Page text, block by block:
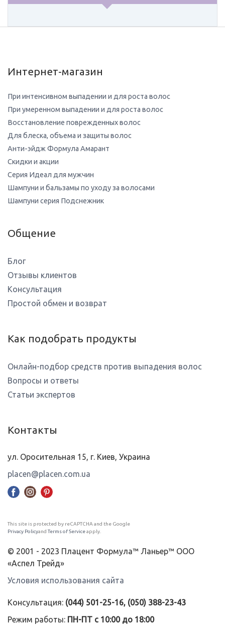
Интернет-магазин
При интенсивном выпадении и для роста волос
При умеренном выпадении и для роста волос
Восстановление поврежденных волос
Для блеска, объема и защиты волос
Анти-эйдж Формула Амарант
Скидки и акции
Серия Идеал для мужчин
Шампуни и бальзамы по уходу за волосами
Шампуни серия Подснежник
Общение
Блог
Отзывы клиентов
Консультация
Простой обмен и возврат
Как подобрать продукты
Онлайн-подбор средств против выпадения волос
Вопросы и ответы
Статьи экспертов
Контакты
ул. Оросительная 15, г. Киев, Украина
placen@placen.com.ua
This site is protected by reCAPTCHA and the Google
Privacy Policyand Terms of Serviceapply.
© 2001 - 2023 Плацент Формула™ Ланьер™ ООО
«Аспел Трейд»
Условия использования сайта
Консультация: (044) 501-25-16, (050) 388-23-43
Режим работы: ПН-ПТ с 10:00 до 18:00